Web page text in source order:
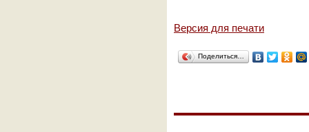
Версия для печати
Поделиться…